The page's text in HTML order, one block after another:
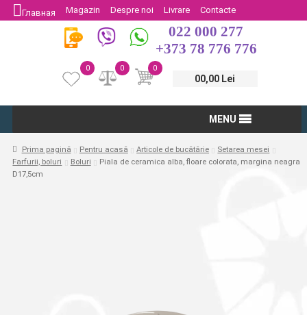
Главная Magazin Despre noi Livrare
Contacte
Protectia Consumatorului
Întoarcere
022 000 277
+373 78 776 776
0
00,00 Lei
0
0
MENU
Prima pagină Pentru acasă Articole de bucătărie
Setarea mesei
Farfurii, boluri
Boluri
Piala de ceramica alba, floare colorata, margina neagra
D17,5cm